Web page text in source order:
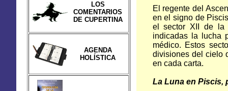
LOS
COMENTARIOS
DE CUPERTINA
AGENDA
HOLÍSTICA
El regente del
en el signo de
el sector XII de la
indicadas la lucha
médico. Estos
divisiones del cielo
en cada carta.
La Luna en Piscis,